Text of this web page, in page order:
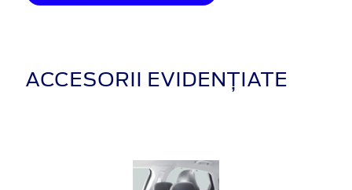
ACCESORII EVIDENȚIATE